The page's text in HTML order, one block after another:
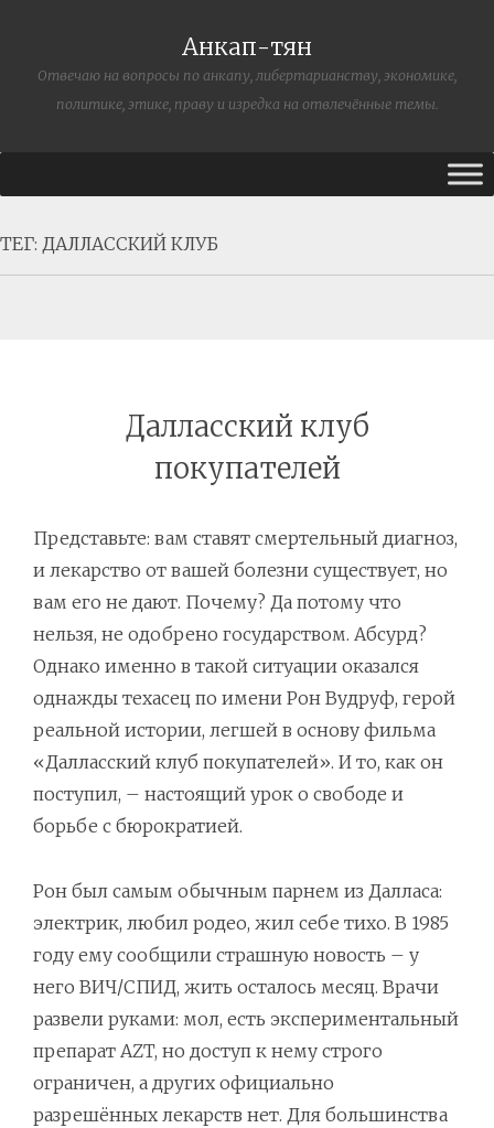
Анкап-тян
Отвечаю на вопросы по анкапу, либертарианству, экономике,
политике, этике, праву и изредка на отвлечённые темы.
ТЕГ: ДАЛЛАССКИЙ КЛУБ
Далласский клуб
покупателей
Представьте: вам ставят смертельный диагноз,
и лекарство от вашей болезни существует, но
вам его не дают. Почему? Да потому что
нельзя, не одобрено государством. Абсурд?
Однако именно в такой ситуации оказался
однажды техасец по имени Рон Вудруф, герой
реальной истории, легшей в основу фильма
«Далласский клуб покупателей». И то, как он
поступил, – настоящий урок о свободе и
борьбе с бюрократией.
Рон был самым обычным парнем из Далласа:
электрик, любил родео, жил себе тихо. В 1985
году ему сообщили страшную новость – у
него ВИЧ/СПИД, жить осталось месяц. Врачи
развели руками: мол, есть экспериментальный
препарат AZT, но доступ к нему строго
ограничен, а других официально
разрешённых лекарств нет. Для большинства